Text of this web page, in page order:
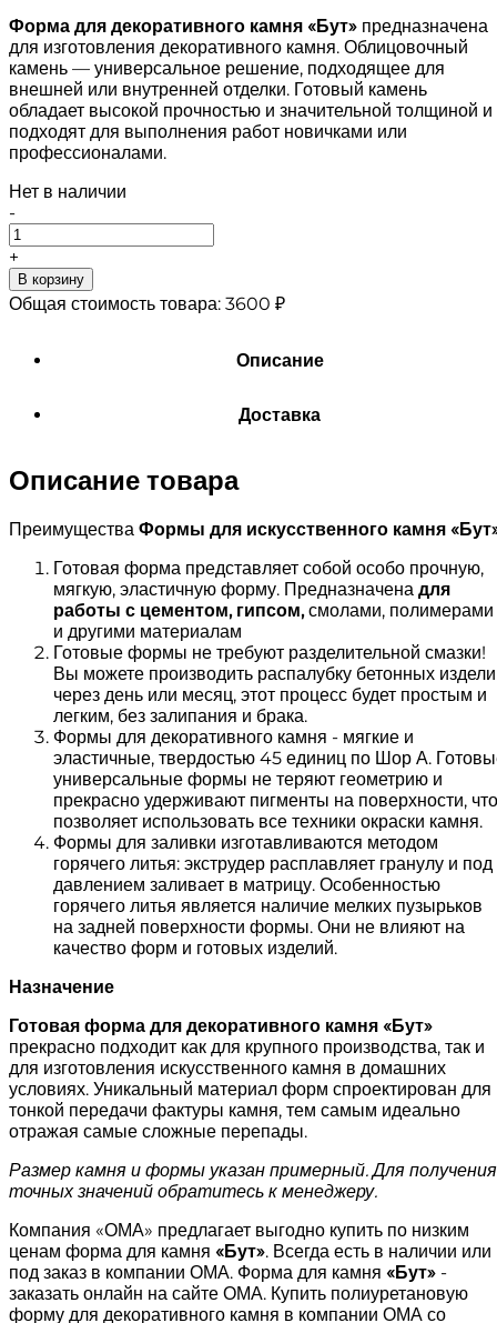
Форма для декоративного камня «Бут» предназначена
для изготовления декоративного камня. Облицовочный
камень — универсальное решение, подходящее для
внешней или внутренней отделки. Готовый камень
обладает высокой прочностью и значительной толщиной и
подходят для выполнения работ новичками или
профессионалами.
Нет в наличии
-
+
В корзину
Общая стоимость товара: 3600 ₽
Описание
Доставка
Описание товара
Преимущества Формы для искусственного камня «Бут
Готовая форма представляет собой особо прочную,
мягкую, эластичную форму. Предназначена для
работы с цементом, гипсом,смолами, полимерами
и другими материалам
Готовые формы не требуют разделительной смазки!
Вы можете производить распалубку бетонных
через день или месяц, этот процесс будет простым и
легким, без залипания и брака.
Формы для декоративного камня - мягкие и
эластичные, твердостью 45 единиц по Шор А.
универсальные формы не теряют геометрию и
прекрасно удерживают пигменты на поверхности, что
позволяет использовать все техники окраски камня.
Формы для заливки изготавливаются методом
горячего литья: экструдер расплавляет гранулу и под
давлением заливает в матрицу. Особенностью
горячего литья является наличие мелких пузырьков
на задней поверхности формы. Они не влияют на
качество форм и готовых изделий.
Назначение
Готовая форма для декоративного камня «Бут»
прекрасно подходит как для крупного производства, так и
для изготовления искусственного камня в домашних
условиях. Уникальный материал форм спроектирован для
тонкой передачи фактуры камня, тем самым идеально
отражая самые сложные перепады.
Размер камня и формы указан примерный. Для получения
точных значений обратитесь к менеджеру.
Компания «ОМА» предлагает выгодно купить по низким
ценам форма для камня «Бут». Всегда есть в наличии или
под заказ в компании ОМА. Форма для камня «Бут» -
заказать онлайн на сайте ОМА. Купить полиуретановую
форму для декоративного камня в компании ОМА со